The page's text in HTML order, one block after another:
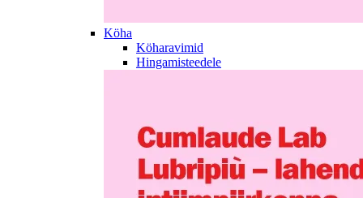
Köha
Köharavimid
Hingamisteedele